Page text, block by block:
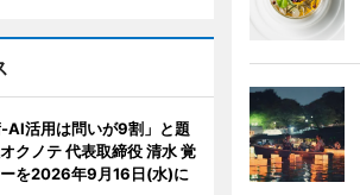
-AI活用は問いが9割」と題
クノテ 代表取締役 清水 覚
を2026年9月16日(水)に